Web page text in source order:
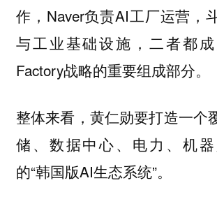
作，Naver负责AI工厂运营，
与工业基础设施，二者都
Factory战略的重要组成部分。
整体来看，黄仁勋要打造一个
储、数据中心、电力、机
的“韩国版AI生态系统”。